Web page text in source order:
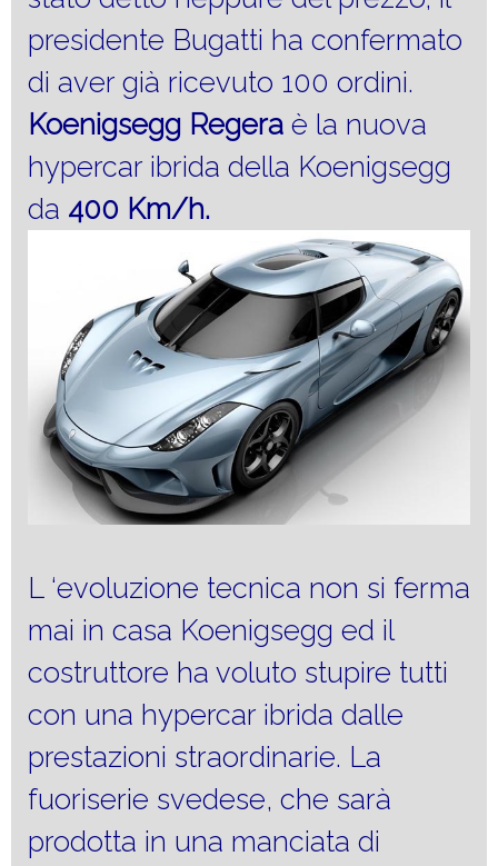
presidente Bugatti ha confermato
di aver già ricevuto 100 ordini.
Koenigsegg Regera è la nuova
hypercar ibrida della Koenigsegg
da 400 Km/h.
L ‘evoluzione tecnica non si ferma
mai in casa Koenigsegg ed il
costruttore ha voluto stupire tutti
con una hypercar ibrida dalle
prestazioni straordinarie. La
fuoriserie svedese, che sarà
prodotta in una manciata di